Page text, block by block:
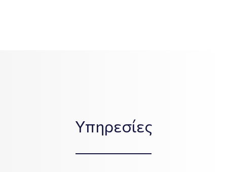
Υπηρεσίες